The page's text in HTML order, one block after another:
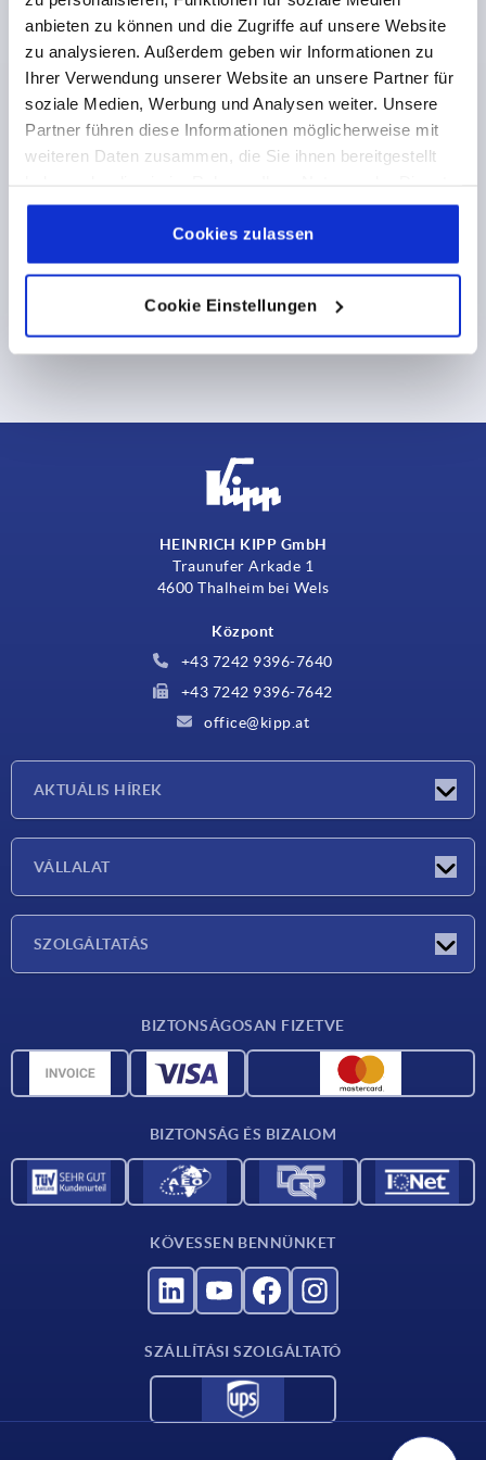
anbieten zu können und die Zugriffe auf unsere Website
zu analysieren. Außerdem geben wir Informationen zu
Ihrer Verwendung unserer Website an unsere Partner für
soziale Medien, Werbung und Analysen weiter. Unsere
Partner führen diese Informationen möglicherweise mit
weiteren Daten zusammen, die Sie ihnen bereitgestellt
gesammelt haben.Cookie Richtlinien
Datenschutz|AGB
Cookies zulassen
Cookie Einstellungen
SPEDITION szállítás
Rendelés
munkanapon
Iratkozzon fel most a KIPP hírlevélre
Szeretne elsőként értesülni az exkluzív ajánlatokról és
hírekről? Iratkozzon fel hírlevelünkre, és ne maradjon
HEINRICH KIPP GmbH
Traunufer Arkade 1
4600 Thalheim bei Wels
Központ
+43 7242 9396-7640
+43 7242 9396-7642
office@kipp.at
AKTUÁLIS HÍREK
VÁLLALAT
SZOLGÁLTATÁS
CAD-adatok
Szállítók számára
BIZTONSÁGOSAN FIZETVE
BIZTONSÁG ÉS BIZALOM
KÖVESSEN BENNÜNKET
SZÁLLÍTÁSI SZOLGÁLTATÓ